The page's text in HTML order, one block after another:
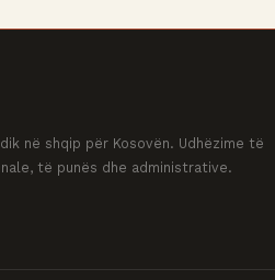
në shqip për Kosovën. Udhëzime të
të punës dhe administrative.